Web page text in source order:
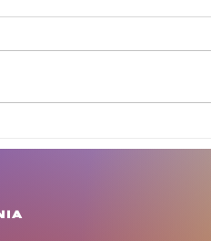
conscientização e
humano